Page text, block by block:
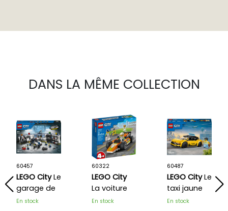
DANS LA MÊME COLLECTION
60457
LEGO CityLe
garage de
personnalisation
En stock
60322
LEGO City
La voiture
de course
En stock
60487
LEGO CityLe
taxi jaune
En stock